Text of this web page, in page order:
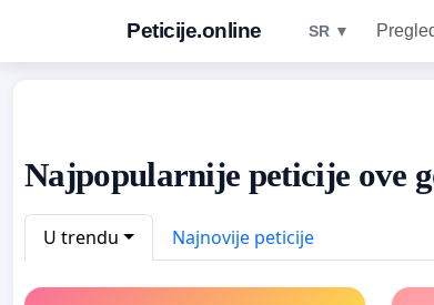
Peticije.online SR ▼
Najpopularnije peticije ove
U trendu Najnovije peticije